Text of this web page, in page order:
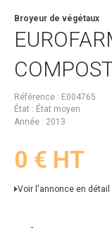
Broyeur de végétaux
Référence
E004765
État
État moyen
Année
2013
0 € HT
Voir l'annonce en détail